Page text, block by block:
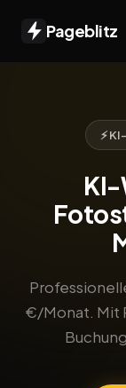
Pageblitz
⚡
KI-
€/Monat. Mit